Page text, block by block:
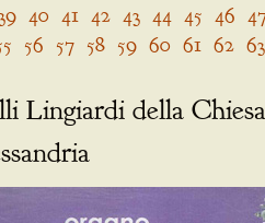
40 41 42 43 44 45 46
56 57 58 59 60 61 62 63
Lingiardi della